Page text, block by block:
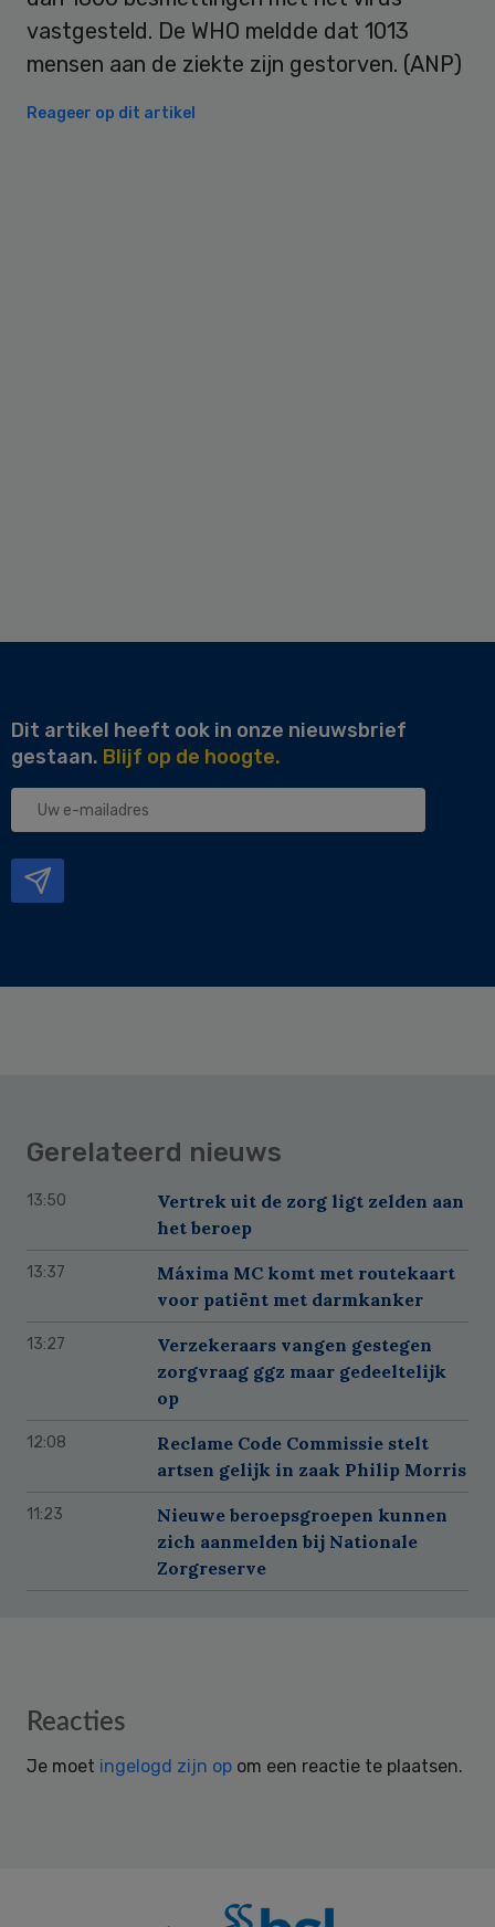
vastgesteld. De WHO meldde dat 1013
mensen aan de ziekte zijn gestorven. (ANP)
Reageer op dit artikel
Dit artikel heeft ook in onze nieuwsbrief
gestaan. Blijf op de hoogte.
Uw
Gerelateerd nieuws
13:50
Vertrek uit de zorg ligt zelden aan
het beroep
13:37
Máxima MC komt met routekaart
voor patiënt met darmkanker
13:27
Verzekeraars vangen gestegen
zorgvraag ggz maar gedeeltelijk
op
12:08
Reclame Code Commissie stelt
artsen gelijk in zaak Philip Morris
11:23
Nieuwe beroepsgroepen kunnen
zich aanmelden bij Nationale
Zorgreserve
Reader
Reacties
Je moet ingelogd zijn op om een reactie te plaatsen.